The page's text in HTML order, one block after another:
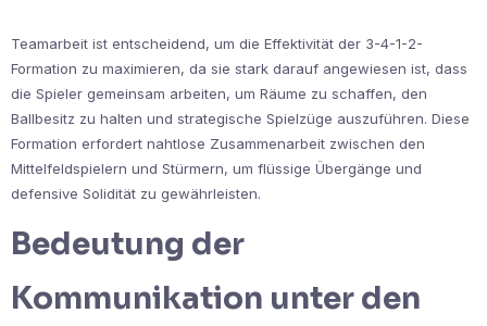
Teamarbeit ist entscheidend, um die Effektivität der 3-4-1-2-
Formation zu maximieren, da sie stark darauf angewiesen ist, dass
die Spieler gemeinsam arbeiten, um Räume zu schaffen, den
Ballbesitz zu halten und strategische Spielzüge auszuführen. Diese
Formation erfordert nahtlose Zusammenarbeit zwischen den
Mittelfeldspielern und Stürmern, um flüssige Übergänge und
defensive Solidität zu gewährleisten.
Bedeutung der
Kommunikation unter den